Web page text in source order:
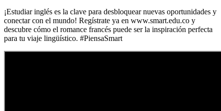
¡Estudiar inglés es la clave para desbloquear nuevas oportunidades y
conectar con el mundo! Regístrate ya en www.smart.edu.co y
descubre cómo el romance francés puede ser la inspiración perfecta
para tu viaje lingüístico. #PiensaSmart